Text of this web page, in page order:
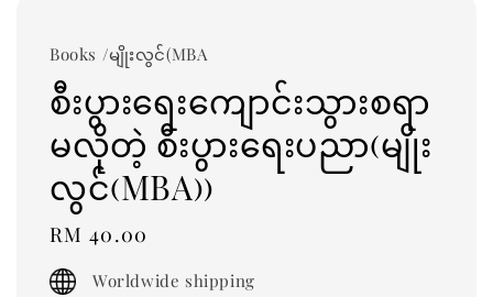
Books /မျိုးလွင်(MBA
စီးပွားရေးကျောင်းသွားစရာ
မလိုတဲ့ စီးပွားရေးပညာ(မျိုး
လွင်(MBA))
Regular
price
RM 40.00
Worldwide shipping